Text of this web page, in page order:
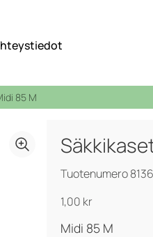
85 M
Tuotenumero
1,00 kr
Midi 85 M